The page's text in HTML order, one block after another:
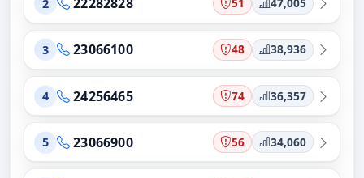
2
3 23066100 48 38,936
4 24256465 74 36,357
5 23066900 56 34,060